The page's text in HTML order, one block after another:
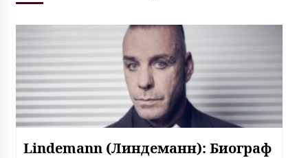
Lindemann (Линдеманн): Биограф